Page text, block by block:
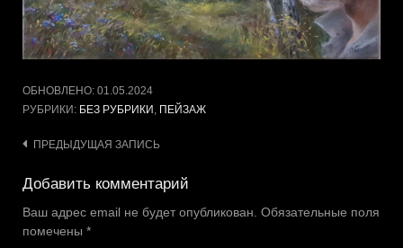
ОБНОВЛЕНО: 01.05.2024
РУБРИКИ: БЕЗ РУБРИКИ , ПЕЙЗАЖ
Навигация
записям
ПРЕДЫДУЩАЯ ЗАПИСЬ
Добавить комментарий
Ваш адрес email не будет опубликован. Обязательные поля
помечены *